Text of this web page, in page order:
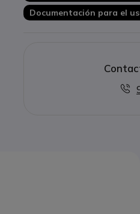
Documentación para el